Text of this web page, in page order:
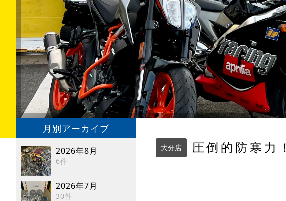
月別アーカイブ
2026年8月
6件
2026年7月
30件
大分店 圧倒的防寒力！